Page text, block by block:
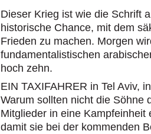
Dieser Krieg ist wie die Schrift
historische Chance, mit dem
Frieden zu machen. Morgen
fundamentalistischen
hoch zehn.
EIN TAXIFAHRER in Tel Aviv,
Warum sollten nicht die Söhne
Mitglieder in eine
damit sie bei der kommenden